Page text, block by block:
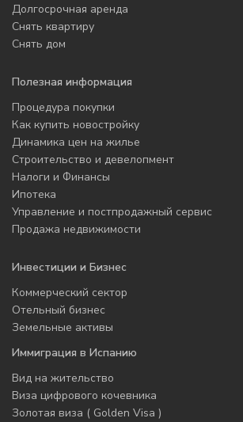
Долгосрочная аренда
Снять квартиру
Снять дом
Полезная информация
Процедура покупки
Как купить новостройку
Динамика цен на жилье
Строительство и девелопмент
Налоги и Финансы
Ипотека
Управление и постпродажный сервис
Продажа недвижимости
Инвестиции и Бизнес
Коммерческий сектор
Отельный бизнес
Земельные активы
Иммиграция в Испанию
Вид на жительство
Виза цифрового кочевника
Золотая виза ( Golden Visa )